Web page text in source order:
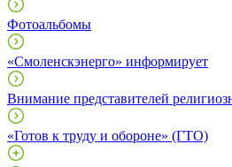
Фотоальбомы
«Смоленскэнерго» информирует
Внимание представителей
«Готов к труду и обороне» (ГТО)